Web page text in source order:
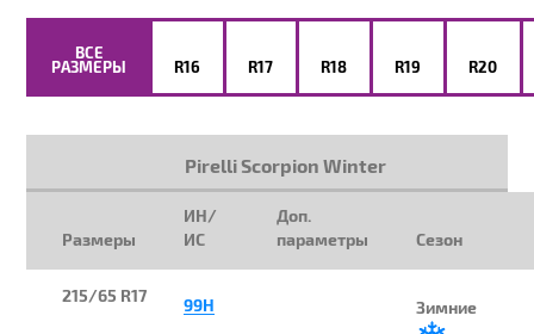
ВСЕ
РАЗМЕРЫ
R16 R17 R18 R19 R20
Pirelli Scorpion Winter
Размеры
ИН/
ИС
Доп.
параметры
Сезон
215/65 R17 99H Зимние